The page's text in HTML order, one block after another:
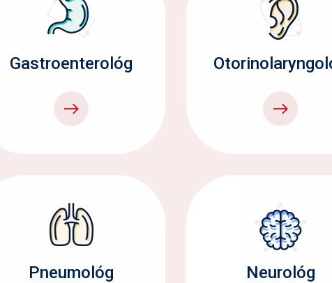
Gastroenterológ
Pneumológ Neurológ